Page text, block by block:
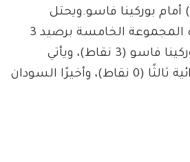
غينيا الإستوائية (1-2) أمام بوركينا فاسو.ويحتل
منتخب الجزائر صدارة المجموعة الخامسة برصيد 3
نقاط، متفوقًا على بوركينا فاسو (3 نقاط)، ويأتي
منتخب غينيا الاستوائية ثالثًا (0 نقاط)، وأخيرًا السودان